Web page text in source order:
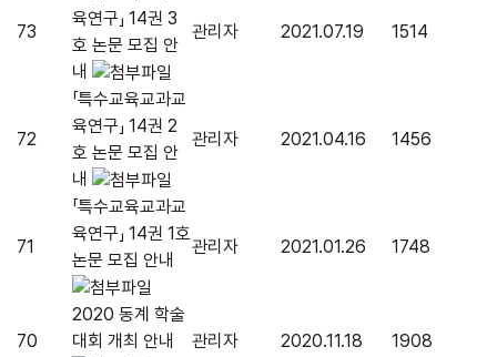
73
육연구」 14권 3
호 논문 모집 안
내
관리자 2021.07.19 1514
72
「특수교육교과교
육연구」 14권 2
호 논문 모집 안
내
관리자 2021.04.16 1456
71
「특수교육교과교
육연구」 14권 1호
논문 모집 안내
관리자 2021.01.26 1748
70
2020 동계 학술
대회 개최 안내
관리자 2020.11.18 1908